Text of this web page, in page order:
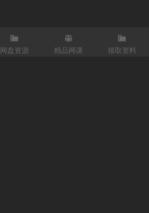
网盘资源 精品网课 领取资料